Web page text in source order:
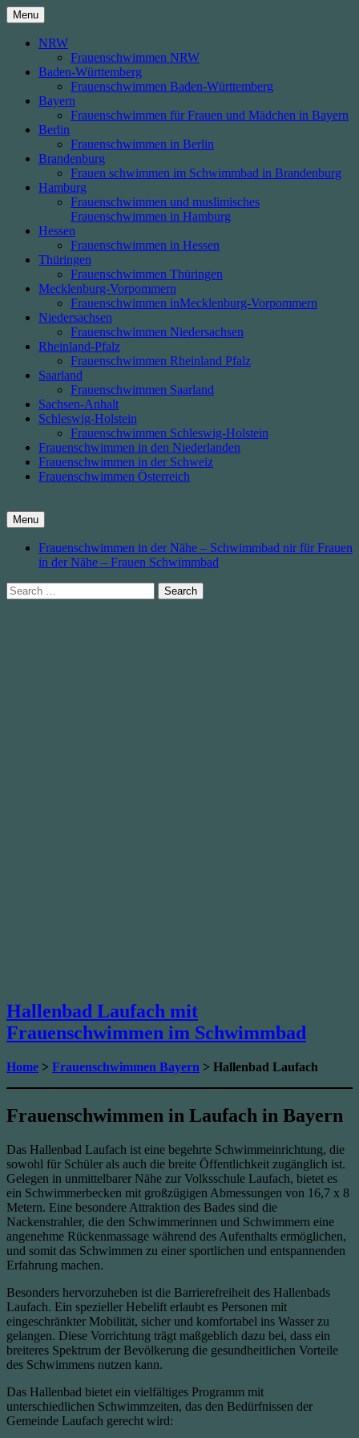
Skip
to
content
Menu
NRW
Frauenschwimmen NRW
Baden-Württemberg
Frauenschwimmen Baden-Württemberg
Bayern
Frauenschwimmen für Frauen und Mädchen in Bayern
Berlin
Frauenschwimmen in Berlin
Brandenburg
Frauen schwimmen im Schwimmbad in Brandenburg
Hamburg
Frauenschwimmen und muslimisches
Frauenschwimmen in Hamburg
Hessen
Frauenschwimmen in Hessen
Thüringen
Frauenschwimmen Thüringen
Mecklenburg-Vorpommern
Frauenschwimmen inMecklenburg-Vorpommern
Niedersachsen
Frauenschwimmen Niedersachsen
Rheinland-Pfalz
Frauenschwimmen Rheinland Pfalz
Saarland
Frauenschwimmen Saarland
Sachsen-Anhalt
Schleswig-Holstein
Frauenschwimmen Schleswig-Holstein
Frauenschwimmen in den Niederlanden
Frauenschwimmen in der Schweiz
Frauenschwimmen Österreich
Menu
Frauenschwimmen in der Nähe – Schwimmbad nir für Frauen
in der Nähe – Frauen Schwimmbad
Search
for:
Hallenbad Laufach mit
Frauenschwimmen im Schwimmbad
Home > Frauenschwimmen Bayern > Hallenbad Laufach
Frauenschwimmen in Laufach in Bayern
Das Hallenbad Laufach ist eine begehrte Schwimmeinrichtung, die
sowohl für Schüler als auch die breite Öffentlichkeit zugänglich ist.
Gelegen in unmittelbarer Nähe zur Volksschule Laufach, bietet es
ein Schwimmerbecken mit großzügigen Abmessungen von 16,7 x 8
Metern. Eine besondere Attraktion des Bades sind die
Nackenstrahler, die den Schwimmerinnen und Schwimmern eine
angenehme Rückenmassage während des Aufenthalts ermöglichen,
und somit das Schwimmen zu einer sportlichen und entspannenden
Erfahrung machen.
Besonders hervorzuheben ist die Barrierefreiheit des Hallenbads
Laufach. Ein spezieller Hebelift erlaubt es Personen mit
eingeschränkter Mobilität, sicher und komfortabel ins Wasser zu
gelangen. Diese Vorrichtung trägt maßgeblich dazu bei, dass ein
breiteres Spektrum der Bevölkerung die gesundheitlichen Vorteile
des Schwimmens nutzen kann.
Das Hallenbad bietet ein vielfältiges Programm mit
unterschiedlichen Schwimmzeiten, das den Bedürfnissen der
Gemeinde Laufach gerecht wird: